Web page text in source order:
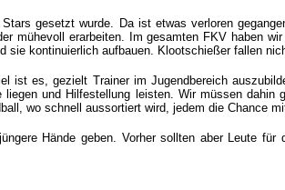
gesetzt wurde. Da ist etwas verloren
mühevoll erarbeiten. Im gesamten FKV haben
sie kontinuierlich aufbauen. Klootschießer fallen
ist es, gezielt Trainer im Jugendbereich
und Hilfestellung leisten. Wir müssen dahin
wo schnell aussortiert wird, jedem die Chance
Hände geben. Vorher sollten aber Leute für